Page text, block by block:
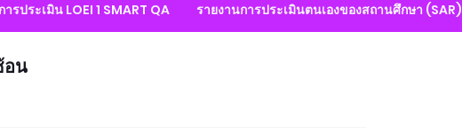
รประเมิน LOEI 1 SMART QA รายงานการประเมินตนเองของสถานศึกษา (SAR)
อน